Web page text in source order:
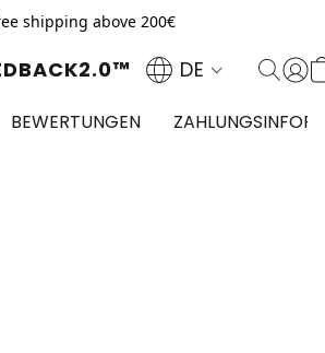
shipping above 200€
DE
BEWERTUNGEN